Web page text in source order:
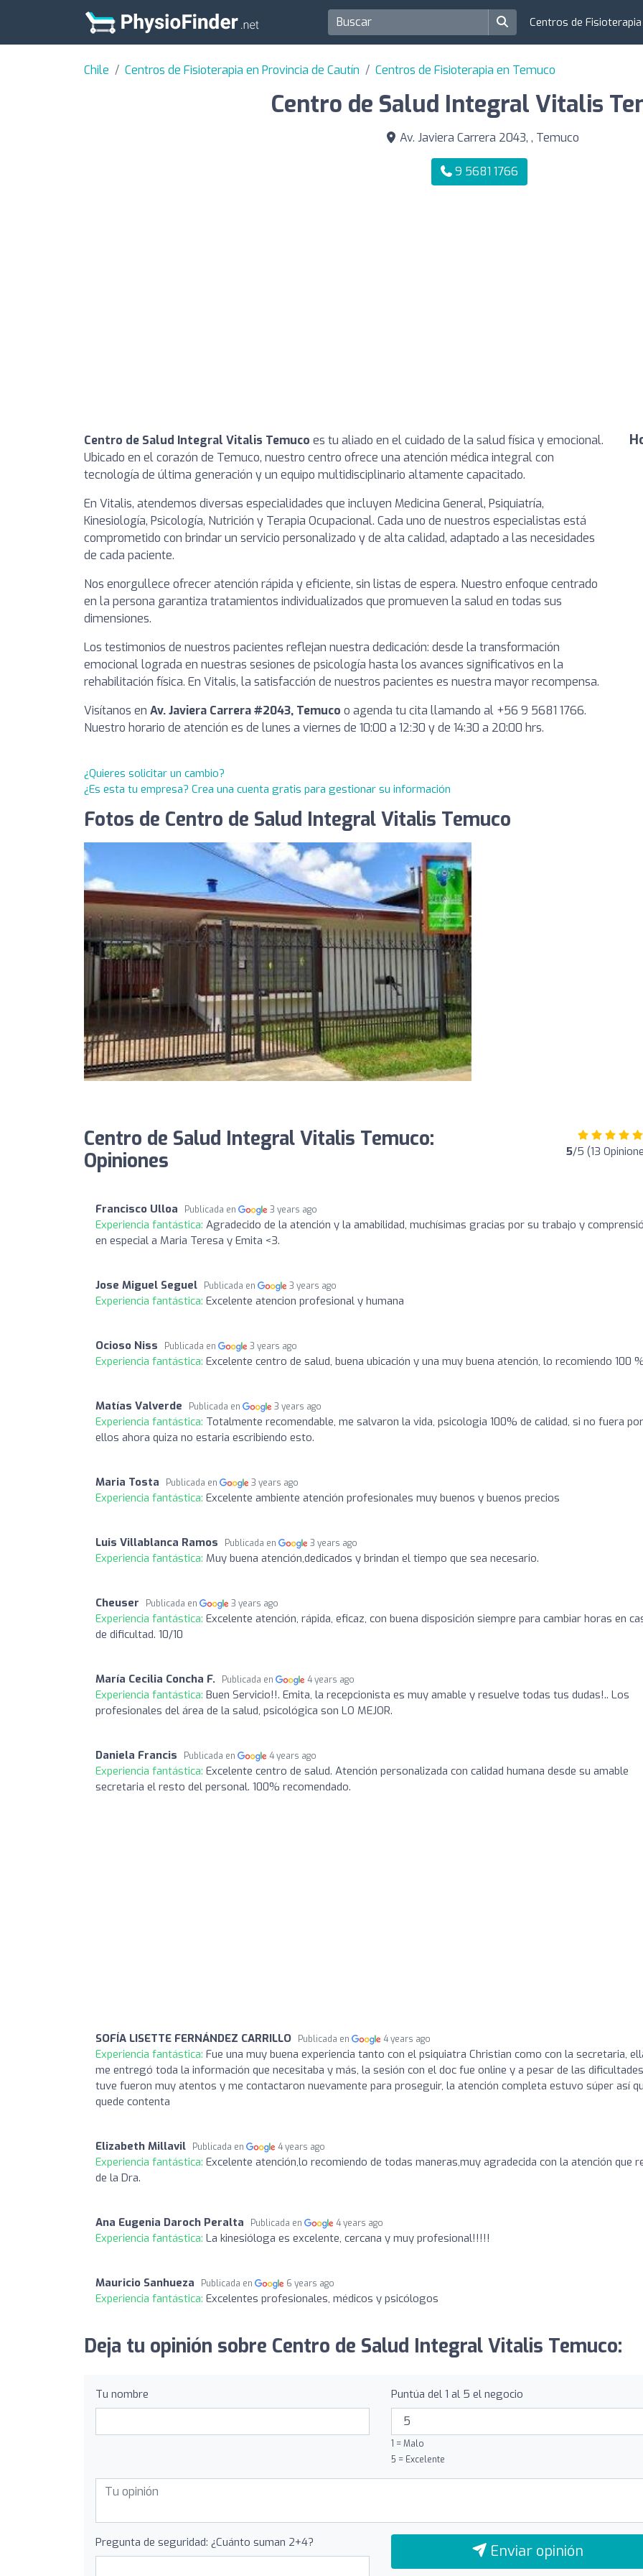
Centros de
Chile Centros de Fisioterapia en Provincia de Cautín Centros de Fisioterapia en Temuco
Centro de Salud Integral Vitalis
Av. Javiera Carrera 2043, , Temuco
9 5681 1766
Centro de Salud Integral Vitalis Temuco es tu aliado en el cuidado de la salud física y emocional.
Ubicado en el corazón de Temuco, nuestro centro ofrece una atención médica integral con
tecnología de última generación y un equipo multidisciplinario altamente capacitado.
En Vitalis, atendemos diversas especialidades que incluyen Medicina General, Psiquiatría,
Kinesiología, Psicología, Nutrición y Terapia Ocupacional. Cada uno de nuestros especialistas está
comprometido con brindar un servicio personalizado y de alta calidad, adaptado a las necesidades
de cada paciente.
Nos enorgullece ofrecer atención rápida y eficiente, sin listas de espera. Nuestro enfoque centrado
en la persona garantiza tratamientos individualizados que promueven la salud en todas sus
dimensiones.
Los testimonios de nuestros pacientes reflejan nuestra dedicación: desde la transformación
emocional lograda en nuestras sesiones de psicología hasta los avances significativos en la
rehabilitación física. En Vitalis, la satisfacción de nuestros pacientes es nuestra mayor recompensa.
Visítanos en Av. Javiera Carrera #2043, Temuco o agenda tu cita llamando al +56 9 5681 1766.
Nuestro horario de atención es de lunes a viernes de 10:00 a 12:30 y de 14:30 a 20:00 hrs.
¿Quieres solicitar un cambio?
¿Es esta tu empresa? Crea una cuenta gratis para gestionar su información
Fotos de Centro de Salud Integral Vitalis Temuco
Centro de Salud Integral Vitalis Temuco:
Opiniones
5/5 (13
Francisco Ulloa Publicada en 3 years ago
Experiencia fantástica: Agradecido de la atención y la amabilidad, muchísimas gracias por su trabajo y
en especial a Maria Teresa y Emita <3.
Jose Miguel Seguel Publicada en 3 years ago
Experiencia fantástica: Excelente atencion profesional y humana
Ocioso Niss Publicada en 3 years ago
Experiencia fantástica: Excelente centro de salud, buena ubicación y una muy buena atención, lo recomiendo 100
Matías Valverde Publicada en 3 years ago
Experiencia fantástica: Totalmente recomendable, me salvaron la vida, psicologia 100% de calidad, si no fuera por
ellos ahora quiza no estaria escribiendo esto.
Maria Tosta Publicada en 3 years ago
Experiencia fantástica: Excelente ambiente atención profesionales muy buenos y buenos precios
Luis Villablanca Ramos Publicada en 3 years ago
Experiencia fantástica: Muy buena atención,dedicados y brindan el tiempo que sea necesario.
Cheuser Publicada en 3 years ago
Experiencia fantástica: Excelente atención, rápida, eficaz, con buena disposición siempre para cambiar horas en
de dificultad. 10/10
María Cecilia Concha F. Publicada en 4 years ago
Experiencia fantástica: Buen Servicio!!. Emita, la recepcionista es muy amable y resuelve todas tus dudas!.. Los
profesionales del área de la salud, psicológica son LO MEJOR.
Daniela Francis Publicada en 4 years ago
Experiencia fantástica: Excelente centro de salud. Atención personalizada con calidad humana desde su amable
secretaria el resto del personal. 100% recomendado.
SOFÍA LISETTE FERNÁNDEZ CARRILLO Publicada en 4 years ago
Experiencia fantástica: Fue una muy buena experiencia tanto con el psiquiatra Christian como con la secretaria,
me entregó toda la información que necesitaba y más, la sesión con el doc fue online y a pesar de las
tuve fueron muy atentos y me contactaron nuevamente para proseguir, la atención completa estuvo súper así
quede contenta
Elizabeth Millavil Publicada en 4 years ago
Experiencia fantástica: Excelente atención,lo recomiendo de todas maneras,muy agradecida con la atención que
de la Dra.
Ana Eugenia Daroch Peralta Publicada en 4 years ago
Experiencia fantástica: La kinesióloga es excelente, cercana y muy profesional!!!!!
Mauricio Sanhueza Publicada en 6 years ago
Experiencia fantástica: Excelentes profesionales, médicos y psicólogos
Deja tu opinión sobre Centro de Salud Integral Vitalis Temuco:
Tu nombre Puntúa del 1 al 5 el negocio
1 = Malo
5 = Excelente
Pregunta de seguridad: ¿Cuánto suman 2+4? Enviar opinión